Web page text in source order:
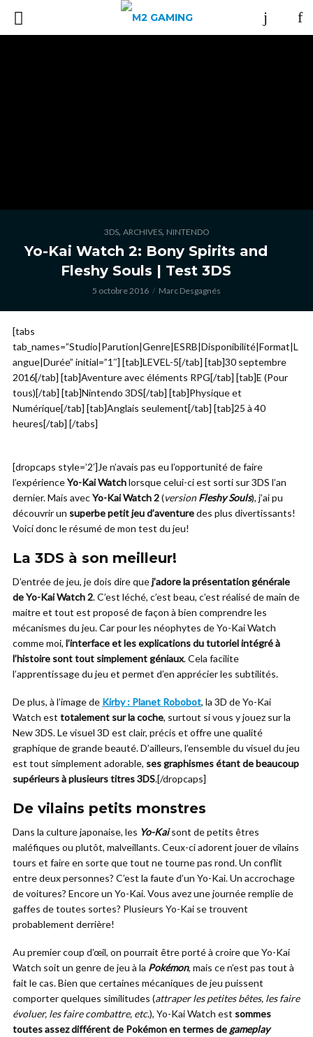
3DS, ARCHIVES, NINTENDO
Yo-Kai Watch 2: Bony Spirits and
Fleshy Souls | Test 3DS
5 octobre 2016 Marc Desgagnés
[tabs
tab_names=”Studio|Parution|Genre|ESRB|Disponibilité|Format|L
angue|Durée” initial=”1″] [tab]LEVEL-5[/tab] [tab]30 septembre
2016[/tab] [tab]Aventure avec éléments RPG[/tab] [tab]E (Pour
tous)[/tab] [tab]Nintendo 3DS[/tab] [tab]Physique et
Numérique[/tab] [tab]Anglais seulement[/tab] [tab]25 à 40
heures[/tab] [/tabs]
[dropcaps style=’2′]Je n’avais pas eu l’opportunité de faire
l’expérienceYo-Kai Watchlorsque celui-ci est sorti sur 3DS l’an
dernier. Mais avecYo-Kai Watch 2(versionFleshy Souls), j’ai pu
découvrir un superbe petit jeu d’aventuredes plus divertissants!
Voici donc le résumé de mon test du jeu!
La 3DS à son meilleur!
D’entrée de jeu, je dois dire quej’adore la présentation générale
de Yo-Kai Watch 2. C’est léché, c’est beau, c’est réalisé de main de
maitre et tout est proposé de façon à bien comprendre les
mécanismes du jeu. Car pour les néophytes de Yo-Kai Watch
comme moi, l’interface et les explications du tutoriel intégré à
l’histoire sont tout simplement géniaux. Cela facilite
l’apprentissage du jeu et permet d’en apprécier les subtilités.
De plus, à l’image de Kirby : Planet Robobot, la 3D de Yo-Kai
Watch est totalement sur la coche, surtout si vous y jouez sur la
New 3DS. Le visuel 3D est clair, précis et offre une qualité
graphique de grande beauté. D’ailleurs, l’ensemble du visuel du jeu
est tout simplement adorable, ses graphismes étant de beaucoup
supérieurs à plusieurs titres 3DS.[/dropcaps]
De vilains petits monstres
Dans la culture japonaise, les Yo-Kai sont de petits êtres
maléfiques ou plutôt, malveillants. Ceux-ci adorent jouer de vilains
tours et faire en sorte que tout ne tourne pas rond. Un conflit
entre deux personnes? C’est la faute d’un Yo-Kai. Un accrochage
de voitures? Encore un Yo-Kai. Vous avez une journée remplie de
gaffes de toutes sortes? Plusieurs Yo-Kai se trouvent
probablement derrière!
Au premier coup d’œil, on pourrait être porté à croire que Yo-Kai
Watch soit un genre de jeu à la Pokémon, mais ce n’est pas tout à
fait le cas. Bien que certaines mécaniques de jeu puissent
comporter quelques similitudes (attraper les petites bêtes, les faire
évoluer, les faire combattre, etc.), Yo-Kai Watch est sommes
toutes assez différent de Pokémon en termes de gameplay